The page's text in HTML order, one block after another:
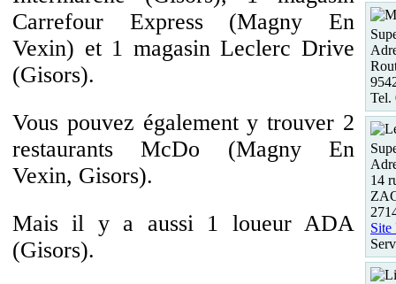
Carrefour Express (Magny En
Vexin) et 1 magasin Leclerc Drive
(Gisors).
Vous pouvez également y trouver 2
restaurants McDo (Magny En
Vexin, Gisors).
Mais il y a aussi 1 loueur ADA
(Gisors).
Tel.
14
Site